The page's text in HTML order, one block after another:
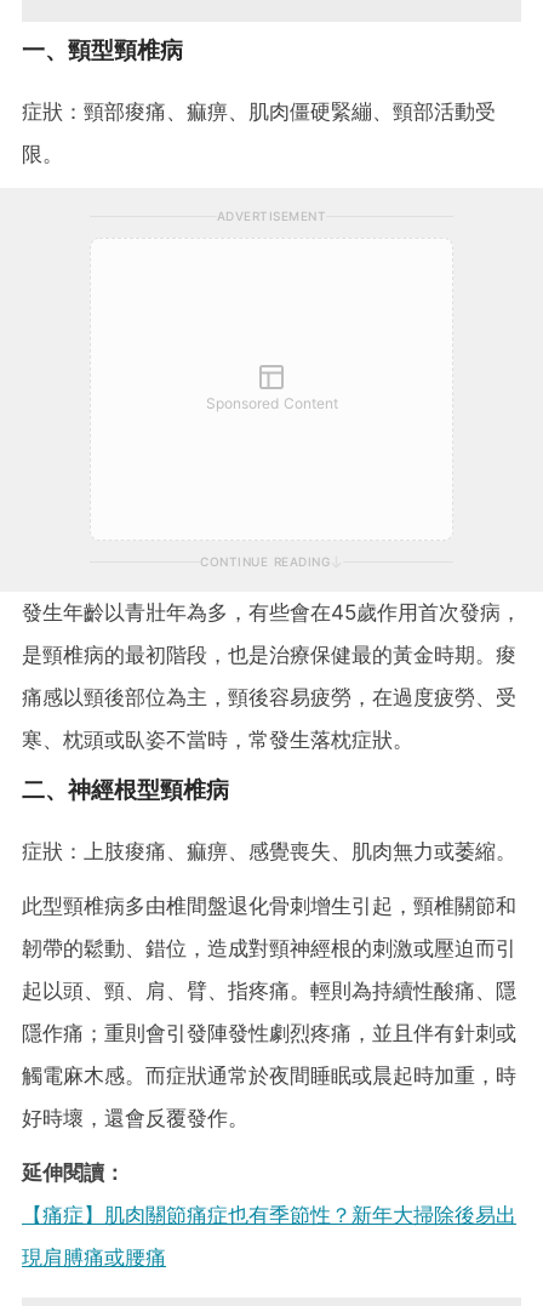
一、頸型頸椎病
症狀：頸部痠痛、痲痹、肌肉僵硬緊繃、頸部活動受
限。
ADVERTISEMENT
Sponsored Content
CONTINUE READING
發生年齡以青壯年為多，有些會在45歲作用首次發病，
是頸椎病的最初階段，也是治療保健最的黃金時期。痠
痛感以頸後部位為主，頸後容易疲勞，在過度疲勞、受
寒、枕頭或臥姿不當時，常發生落枕症狀。
二、神經根型頸椎病
症狀：上肢痠痛、痲痹、感覺喪失、肌肉無力或萎縮。
此型頸椎病多由椎間盤退化骨刺增生引起，頸椎關節和
韌帶的鬆動、錯位，造成對頸神經根的刺激或壓迫而引
起以頭、頸、肩、臂、指疼痛。輕則為持續性酸痛、隱
隱作痛；重則會引發陣發性劇烈疼痛，並且伴有針刺或
觸電麻木感。而症狀通常於夜間睡眠或晨起時加重，時
好時壞，還會反覆發作。
延伸閱讀：
【痛症】肌肉關節痛症也有季節性？新年大掃除後易出
現肩膊痛或腰痛